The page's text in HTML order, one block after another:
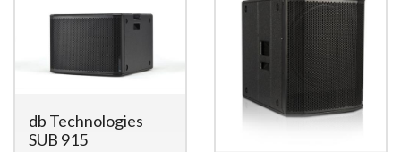
db Technologies
SUB 915